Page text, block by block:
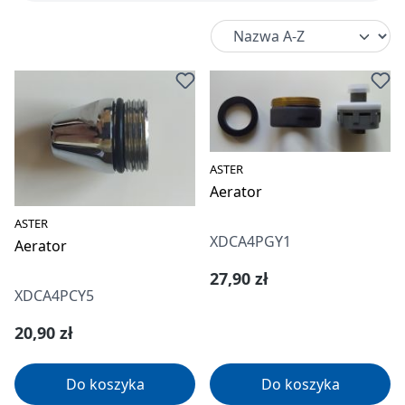
ASTER
Aerator
XDCA4PCY5
Cena regularna:
20,90 zł
Do koszyka
ASTER
Aerator
XDCA4PGY1
Cena regularna:
27,90 zł
Do koszyka